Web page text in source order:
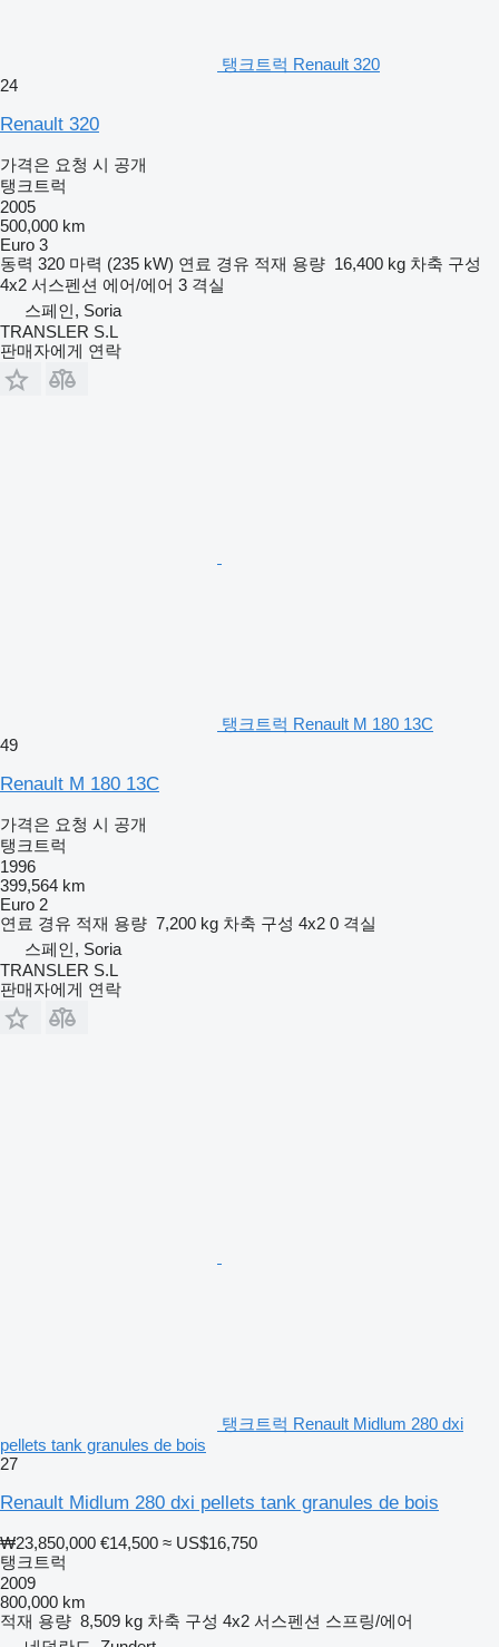
탱크트럭 Renault 320
24
Renault 320
가격은 요청 시 공개
탱크트럭
2005
500,000 km
Euro 3
동력 320 마력 (235 kW) 연료 경유 적재 용량 16,400 kg 차축 구성
4x2 서스펜션 에어/에어 3 격실
스페인, Soria
TRANSLER S.L
판매자에게 연락
탱크트럭 Renault M 180 13C
49
Renault M 180 13C
가격은 요청 시 공개
탱크트럭
1996
399,564 km
Euro 2
연료 경유 적재 용량 7,200 kg 차축 구성 4x2 0 격실
스페인, Soria
TRANSLER S.L
판매자에게 연락
탱크트럭 Renault Midlum 280 dxi
pellets tank granules de bois
27
Renault Midlum 280 dxi pellets tank granules de bois
₩23,850,000 €14,500 ≈ US$16,750
탱크트럭
2009
800,000 km
적재 용량 8,509 kg 차축 구성 4x2 서스펜션 스프링/에어